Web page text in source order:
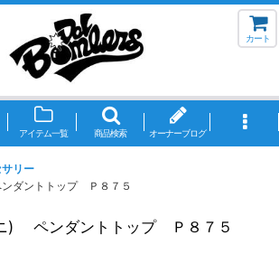
カート
アイテム一覧 商品検索 オーナーブログ
リー
ダントトップ Ｐ８７５
) ペンダントトップ Ｐ８７５